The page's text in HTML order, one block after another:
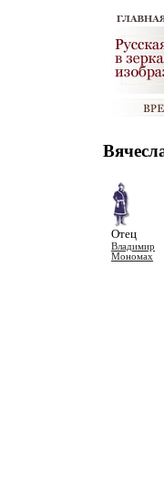
Отец
Владимир
Мономах